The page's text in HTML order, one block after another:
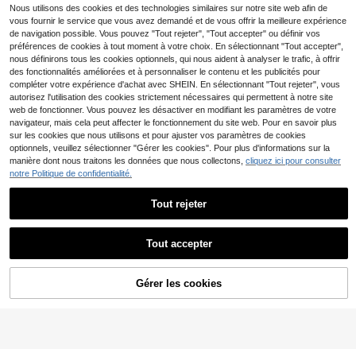
ale, taille large et colorblocking
AJOUTER AU PANIER
Nous utilisons des cookies et des technologies similaires sur notre site web afin de
vous fournir le service que vous avez demandé et de vous offrir la meilleure expérience
de navigation possible. Vous pouvez "Tout rejeter", "Tout accepter" ou définir vos
préférences de cookies à tout moment à votre choix. En sélectionnant "Tout accepter",
nous définirons tous les cookies optionnels, qui nous aident à analyser le trafic, à offrir
des fonctionnalités améliorées et à personnaliser le contenu et les publicités pour
compléter votre expérience d'achat avec SHEIN. En sélectionnant "Tout rejeter", vous
autorisez l'utilisation des cookies strictement nécessaires qui permettent à notre site
web de fonctionner. Vous pouvez les désactiver en modifiant les paramètres de votre
navigateur, mais cela peut affecter le fonctionnement du site web. Pour en savoir plus
sur les cookies que nous utilisons et pour ajuster vos paramètres de cookies
optionnels, veuillez sélectionner "Gérer les cookies". Pour plus d'informations sur la
manière dont nous traitons les données que nous collectons, cliquez ici pour consulter
notre Politique de confidentialité.
Tout rejeter
Tout accepter
Gérer les cookies